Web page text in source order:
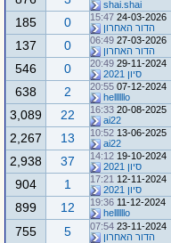
shai.shai
24-03-2026
15:47
הדור האחרון
0
185
27-03-2026
06:49
הדור האחרון
0
137
29-11-2024
20:49
סיון 2021
0
546
07-12-2024
20:55
hellllllo
2
638
20-08-2025
16:33
ai22
22
3,089
13-06-2025
10:52
ai22
13
2,267
19-10-2024
14:12
סיון 2021
37
2,938
12-11-2024
17:21
סיון 2021
1
904
11-12-2024
19:36
hellllllo
12
899
23-11-2024
07:54
הדור האחרון
5
755